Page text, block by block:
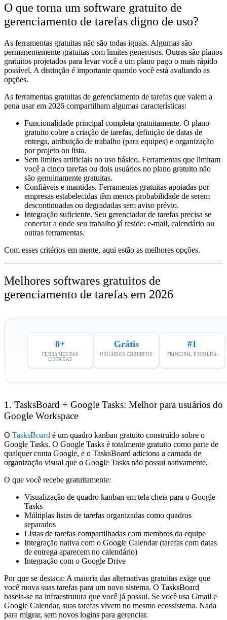
O que torna um software gratuito de
gerenciamento de tarefas digno de uso?
As ferramentas gratuitas não são todas iguais. Algumas são
permanentemente gratuitas com limites generosos. Outras são planos
gratuitos projetados para levar você a um plano pago o mais rápido
possível. A distinção é importante quando você está avaliando as
opções.
As ferramentas gratuitas de gerenciamento de tarefas que valem a
pena usar em 2026 compartilham algumas características:
Funcionalidade principal completa gratuitamente. O plano
gratuito cobre a criação de tarefas, definição de datas de
entrega, atribuição de trabalho (para equipes) e organização
por projeto ou lista.
Sem limites artificiais no uso básico. Ferramentas que limitam
você a cinco tarefas ou dois usuários no plano gratuito não
são genuinamente gratuitas.
Confiáveis e mantidas. Ferramentas gratuitas apoiadas por
empresas estabelecidas têm menos probabilidade de serem
descontinuadas ou degradadas sem aviso prévio.
Integração suficiente. Seu gerenciador de tarefas precisa se
conectar a onde seu trabalho já reside: e-mail, calendário ou
outras ferramentas.
Com esses critérios em mente, aqui estão as melhores opções.
Melhores softwares gratuitos de
gerenciamento de tarefas em 2026
8+
FERRAMENTAS
LISTADAS
Grátis
USUÁRIOS COBERTOS
#1
PRINCIPAL ESCOLHA
1. TasksBoard + Google Tasks: Melhor para usuários do
Google Workspace
O TasksBoard é um quadro kanban gratuito construído sobre o
Google Tasks. O Google Tasks é totalmente gratuito como parte de
qualquer conta Google, e o TasksBoard adiciona a camada de
organização visual que o Google Tasks não possui nativamente.
O que você recebe gratuitamente:
Visualização de quadro kanban em tela cheia para o Google
Tasks
Múltiplas listas de tarefas organizadas como quadros
separados
Listas de tarefas compartilhadas com membros da equipe
Integração nativa com o Google Calendar (tarefas com datas
de entrega aparecem no calendário)
Integração com o Google Drive
Por que se destaca: A maioria das alternativas gratuitas exige que
você mova suas tarefas para um novo sistema. O TasksBoard
baseia-se na infraestrutura que você já possui. Se você usa Gmail e
Google Calendar, suas tarefas vivem no mesmo ecossistema. Nada
para migrar, sem novos logins para gerenciar.